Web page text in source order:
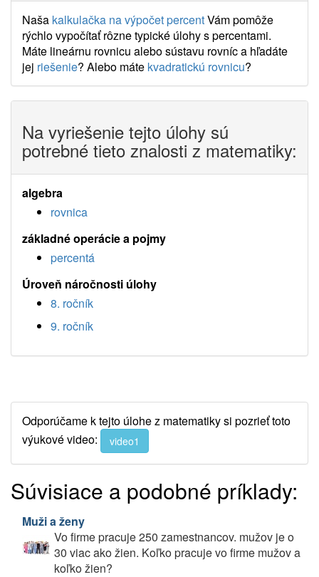
Naša kalkulačka na výpočet percentVám pomôže
rýchlo vypočítať rôzne typické úlohy s percentami.
Máte lineárnu rovnicu alebo sústavu rovníc a hľadáte
jej riešenie? Alebo máte kvadratickú rovnicu?
Na vyriešenie tejto úlohy sú
potrebné tieto znalosti z matematiky:
algebra
rovnica
základné operácie a pojmy
percentá
Úroveň náročnosti úlohy
8. ročník
9. ročník
Odporúčame k tejto úlohe z matematiky si pozrieť toto
výukové video:
video1
Súvisiace a podobné príklady:
Muži a ženy
Vo firme pracuje 250 zamestnancov. mužov je o
30 viac ako žien. Koľko pracuje vo firme mužov a
koľko žien?